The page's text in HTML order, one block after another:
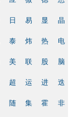
日 易 显 晶
泰 炜 热 电
美 联 股 脑
超 运 进 迭
随 集 霍 非